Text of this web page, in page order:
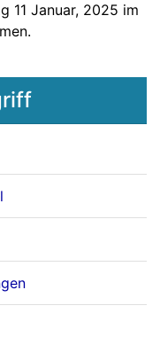
11 Januar, 2025 im